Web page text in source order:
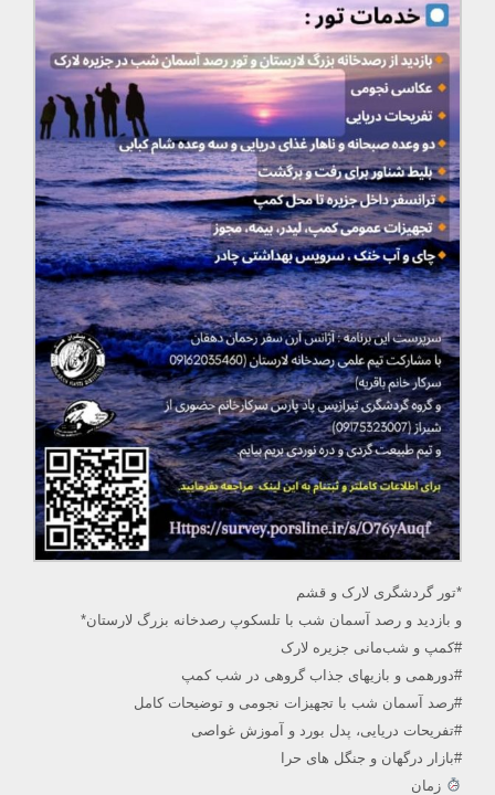
*تور گردشگری لارک و قشم
و بازدید و رصد آسمان شب با تلسکوپ رصدخانه بزرگ لارستان*
#کمپ و شب‌مانی جزیره لارک
#دورهمی و بازیهای جذاب گروهی در شب کمپ
#رصد آسمان شب با تجهیزات نجومی و توضیحات کامل
#تفریحات دریایی، پدل بورد و آموزش غواصی
#بازار درگهان و جنگل های حرا
زمان